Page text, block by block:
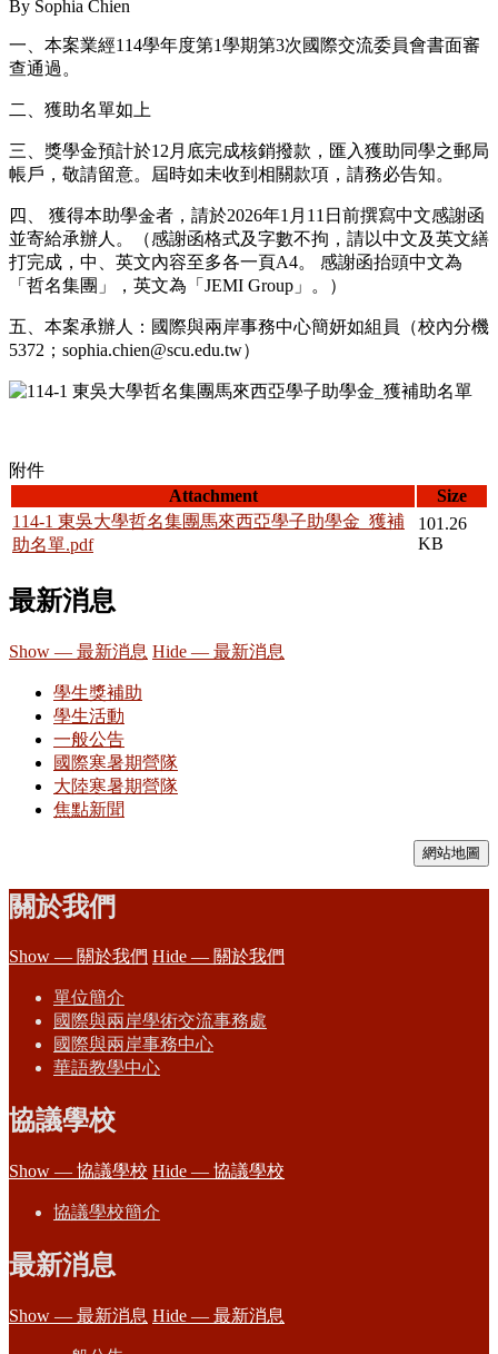
By Sophia Chien
一、本案業經114學年度第1學期第3次國際交流委員會書面審
查通過。
二、獲助名單如上
三、獎學金預計於12月底完成核銷撥款，匯入獲助同學之郵局
帳戶，敬請留意。屆時如未收到相關款項，請務必告知。
四、 獲得本助學金者，請於2026年1月11日前撰寫中文感謝函
並寄給承辦人。（感謝函格式及字數不拘，請以中文及英文繕
打完成，中、英文內容至多各一頁A4。 感謝函抬頭中文為
「哲名集團」，英文為「JEMI Group」。）
五、本案承辦人：國際與兩岸事務中心簡妍如組員（校內分機
5372；sophia.chien@scu.edu.tw）
附件
Attachment
Size
114-1 東吳大學哲名集團馬來西亞學子助學金_獲補
助名單.pdf
101.26
KB
最新消息
Show — 最新消息 Hide — 最新消息
學生獎補助
學生活動
一般公告
國際寒暑期營隊
大陸寒暑期營隊
焦點新聞
網站地圖
關於我們
Show — 關於我們 Hide — 關於我們
單位簡介
國際與兩岸學術交流事務處
國際與兩岸事務中心
華語教學中心
協議學校
Show — 協議學校 Hide — 協議學校
協議學校簡介
最新消息
Show — 最新消息 Hide — 最新消息